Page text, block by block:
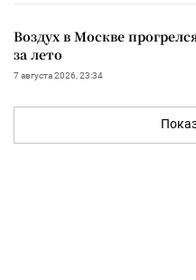
Воздух в Москве
за лето
7 августа 2026, 23:34